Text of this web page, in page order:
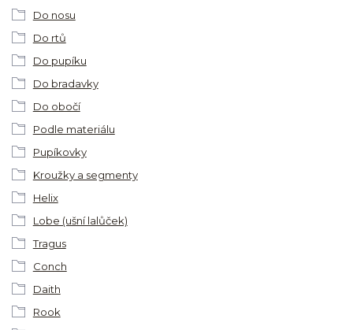
Do nosu
Do rtů
Do pupíku
Do bradavky
Do obočí
Podle materiálu
Pupíkovky
Kroužky a segmenty
Helix
Lobe (ušní lalůček)
Tragus
Conch
Daith
Rook